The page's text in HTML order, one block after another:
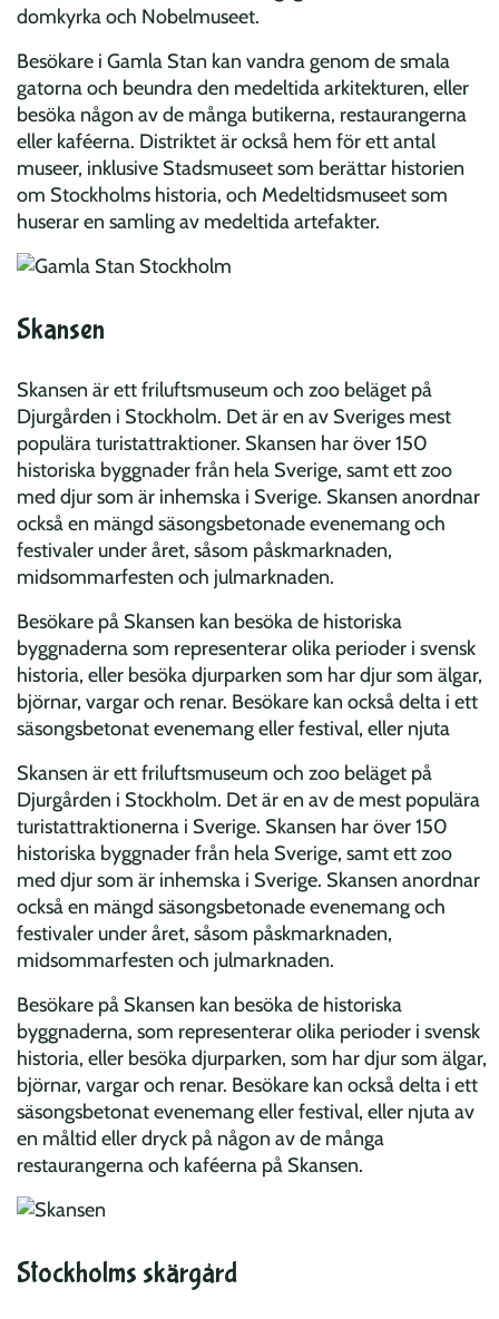
domkyrka och Nobelmuseet.
Besökare i Gamla Stan kan vandra genom de smala
gatorna och beundra den medeltida arkitekturen, eller
besöka någon av de många butikerna, restaurangerna
eller kaféerna. Distriktet är också hem för ett antal
museer, inklusive Stadsmuseet som berättar historien
om Stockholms historia, och Medeltidsmuseet som
huserar en samling av medeltida artefakter.
Skansen
Skansen är ett friluftsmuseum och zoo beläget på
Djurgården i Stockholm. Det är en av Sveriges mest
populära turistattraktioner. Skansen har över 150
historiska byggnader från hela Sverige, samt ett zoo
med djur som är inhemska i Sverige. Skansen anordnar
också en mängd säsongsbetonade evenemang och
festivaler under året, såsom påskmarknaden,
midsommarfesten och julmarknaden.
Besökare på Skansen kan besöka de historiska
byggnaderna som representerar olika perioder i svensk
historia, eller besöka djurparken som har djur som älgar,
björnar, vargar och renar. Besökare kan också delta i ett
säsongsbetonat evenemang eller festival, eller njuta
Skansen är ett friluftsmuseum och zoo beläget på
Djurgården i Stockholm. Det är en av de mest populära
turistattraktionerna i Sverige. Skansen har över 150
historiska byggnader från hela Sverige, samt ett zoo
med djur som är inhemska i Sverige. Skansen anordnar
också en mängd säsongsbetonade evenemang och
festivaler under året, såsom påskmarknaden,
midsommarfesten och julmarknaden.
Besökare på Skansen kan besöka de historiska
byggnaderna, som representerar olika perioder i svensk
historia, eller besöka djurparken, som har djur som älgar,
björnar, vargar och renar. Besökare kan också delta i ett
säsongsbetonat evenemang eller festival, eller njuta av
en måltid eller dryck på någon av de många
restaurangerna och kaféerna på Skansen.
Stockholms skärgård